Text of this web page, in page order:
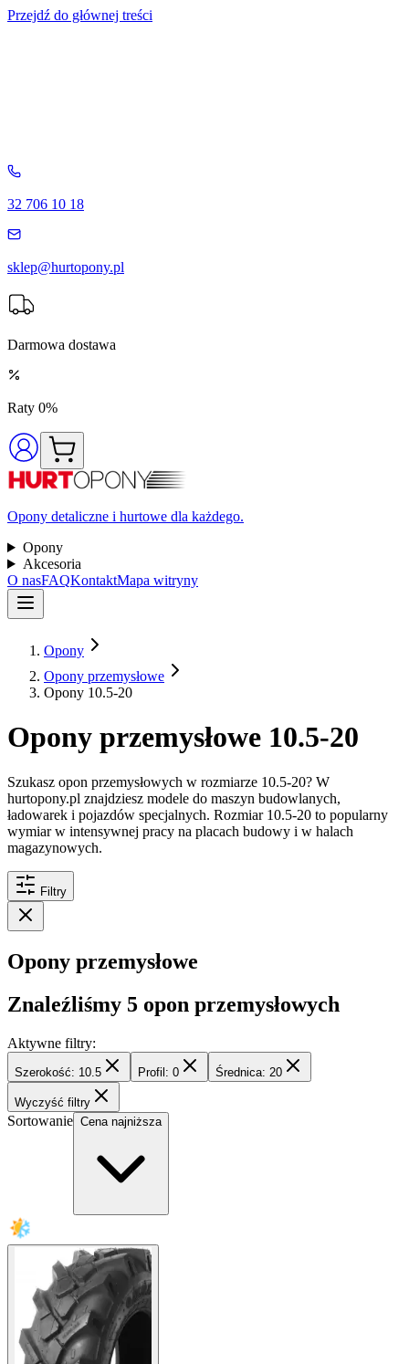
Przejdź do głównej treści
32 706 10 18
sklep@hurtopony.pl
Darmowa dostawa
Raty 0%
Opony detaliczne i hurtowe dla każdego.
Opony
Akcesoria
O nasFAQKontaktMapa witryny
Opony
Opony przemysłowe
Opony 10.5-20
Opony przemysłowe 10.5-20
Szukasz opon przemysłowych w rozmiarze 10.5-20? W
hurtopony.pl znajdziesz modele do maszyn budowlanych,
ładowarek i pojazdów specjalnych. Rozmiar 10.5-20 to popularny
wymiar w intensywnej pracy na placach budowy i w halach
magazynowych.
Filtry
Opony przemysłowe
Znaleźliśmy 5 opon przemysłowych
Aktywne filtry:
Szerokość: 10.5 Profil: 0 Średnica: 20
Wyczyść filtry
Sortowanie Cena najniższa